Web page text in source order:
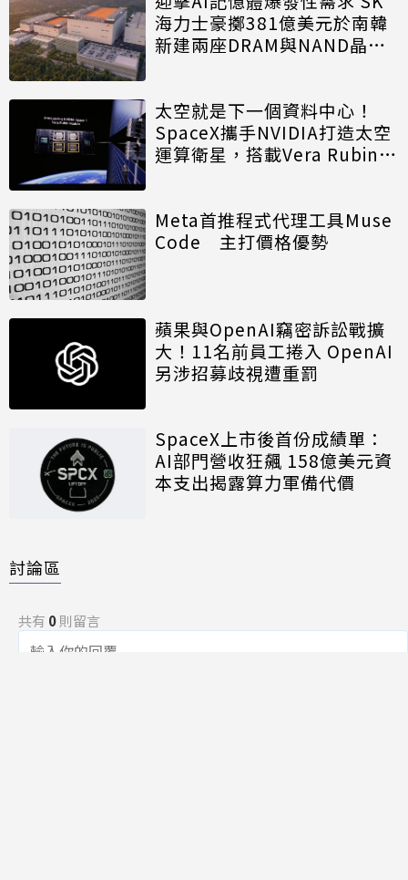
海力士豪擲381億美元於南韓
新建兩座DRAM與NAND晶圓
太空就是下一個資料中心！
SpaceX攜手NVIDIA打造太空
運算衛星，搭載Vera Rubin運
Meta首推程式代理工具Muse
Code 主打價格優勢
蘋果與OpenAI竊密訴訟戰擴
大！11名前員工捲入 OpenAI
另涉招募歧視遭重罰
SpaceX上市後首份成績單：
AI部門營收狂飆 158億美元資
本支出揭露算力軍備代價
討論區
共有 0則留言